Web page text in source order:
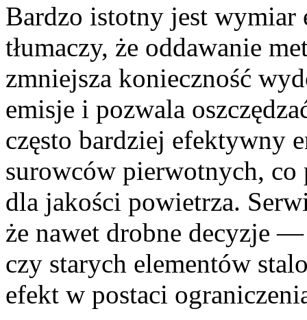
Bardzo istotny jest
tłumaczy, że oddawanie
zmniejsza konieczność
emisje i pozwala
często bardziej efektywny
surowców pierwotnych, co
dla jakości powietrza.
że nawet drobne decyzje
czy starych elementów
efekt w postaci